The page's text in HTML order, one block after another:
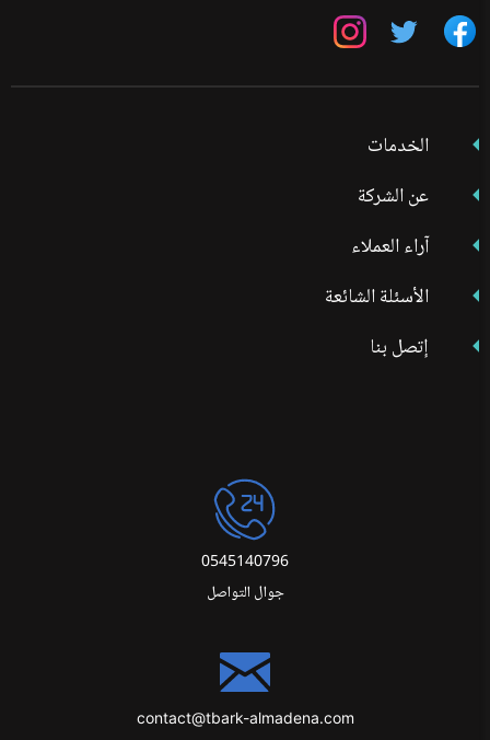
تابعنا
فيسبوك
تابعنا
على
تويتر
تابعنا
انستجرام
الخدمات
عن الشركة
آراء العملاء
الأسئلة الشائعة
إتصل بنا
0545140796
جوال التواصل
contact@tbark-almadena.com